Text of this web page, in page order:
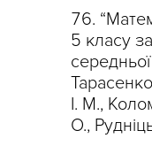
5 класу
І. М.,
О.,